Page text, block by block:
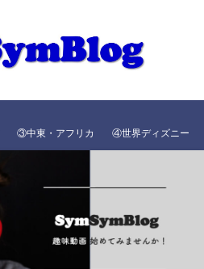
③中東・アフリカ ④世界ディズニー